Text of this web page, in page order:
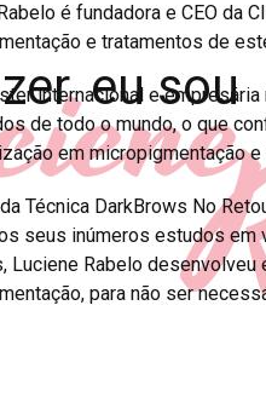
eu sou
é fundadora e CEO da
e tratamentos de
internacional e
de todo o mundo, o que
em micropigmentação e
Técnica DarkBrows No
seus inúmeros estudos
Luciene Rabelo desenvolveu
para não ser